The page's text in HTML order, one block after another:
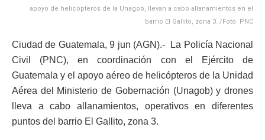
apoyo de helicópteros de la Unagob, llevan a cabo allanamientos en el
barrio El Gallito, zona 3. /Foto: PNC
Ciudad de Guatemala, 9 jun (AGN).- La Policía Nacional
Civil (PNC), en coordinación con el Ejército de
Guatemala y el apoyo aéreo de helicópteros de la Unidad
Aérea del Ministerio de Gobernación (Unagob) y drones
lleva a cabo allanamientos, operativos en diferentes
puntos del barrio El Gallito, zona 3.